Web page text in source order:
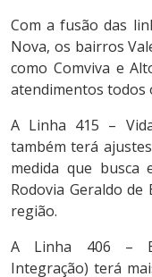
Com a fusão das
Nova, os bairros
como Comviva e
atendimentos todos
A Linha 415 –
também terá
medida que busca
Rodovia Geraldo
região.
A Linha 406 –
Integração) terá